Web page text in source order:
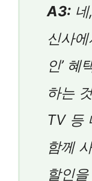
A3:
신사
인’ 혜
하는
TV 등
함께
할인